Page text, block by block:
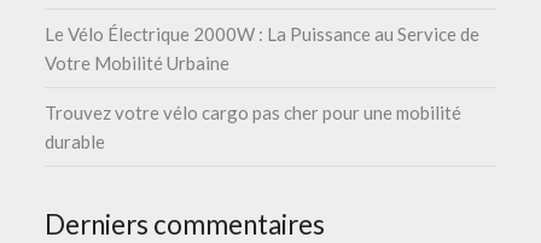
Le Vélo Électrique 2000W : La Puissance au Service de
Votre Mobilité Urbaine
Trouvez votre vélo cargo pas cher pour une mobilité
durable
Derniers commentaires